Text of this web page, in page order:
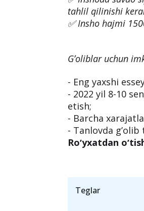
Insho ingliz tilida
Ishtirokchilar
oshmagan boʼlishi
tahlil qilinishi
✅ Insho hajmi
Gʼoliblar uchun
- Barcha
- Tanlovda